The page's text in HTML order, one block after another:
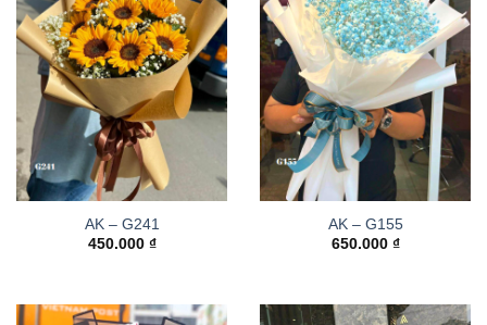
AK – G241
450.000 ₫
AK – G155
650.000 ₫